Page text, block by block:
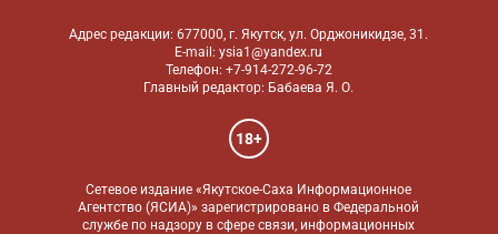
Адрес редакции: 677000, г. Якутск, ул. Орджоникидзе, 31.
E-mail: ysia1@yandex.ru
Телефон: +7-914-272-96-72
Главный редактор: Бабаева Я. О.
18+
Сетевое издание «Якутское-Саха Информационное
Агентство (ЯСИА)» зарегистрировано в Федеральной
службе по надзору в сфере связи, информационных